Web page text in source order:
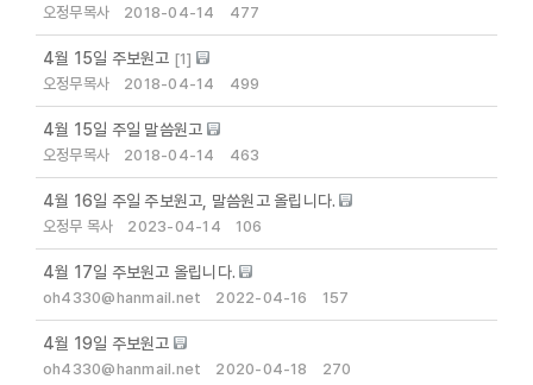
오정무목사 2018-04-14 477
4월 15일 주보원고 [1]
오정무목사
2018-04-14 499
4월 15일 주일 말씀원고
오정무목사 2018-04-14 463
4월 16일 주일 주보원고, 말씀원고 올립니다.
오정무 목사 2023-04-14 106
4월 17일 주보원고 올립니다.
oh4330@hanmail.net 2022-04-16 157
4월 19일 주보원고
oh4330@hanmail.net 2020-04-18 270